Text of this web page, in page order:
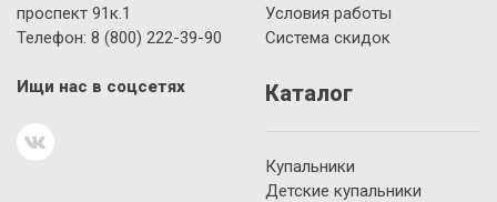
проспект 91к.1
Телефон: 8 (800) 222-39-90
Ищи нас в соцсетях
Условия работы
Система скидок
Каталог
Купальники
Детские купальники